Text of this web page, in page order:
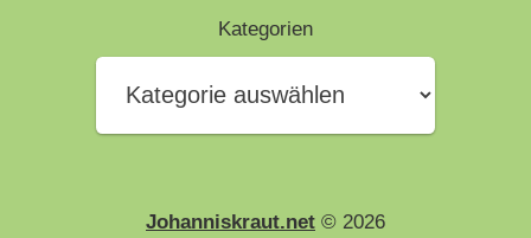
Kategorien
Johanniskraut.net © 2026